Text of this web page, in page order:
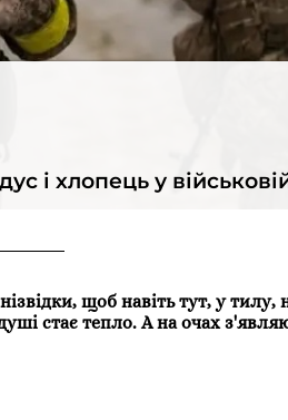
і хлопець у
щоб навіть тут, у тилу,
стає тепло. А на очах